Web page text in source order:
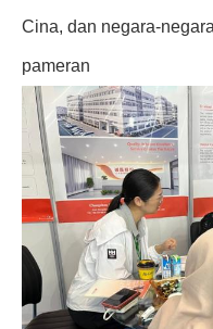
Cina, dan negara-
pameran